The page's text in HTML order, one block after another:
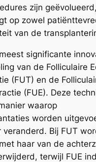
zijn
op zowel
van de
significante
van de Folliculaire
(FUT) en de
(FUE). Deze
waarop
worden
veranderd. Bij FUT
haar van de
terwijl FUE